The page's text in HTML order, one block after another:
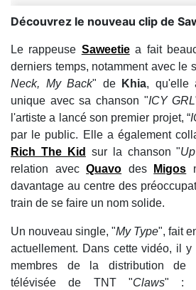
Découvrez le nouveau clip de
Le rappeuse Saweetiea fait
derniers temps, notamment avec le
Neck, My Back" de Khia, qu'elle
unique avec sa chanson "ICY GRL
l'artiste a lancé son premier projet, “
par le public. Elle a également
Rich The Kid
sur la chanson "
relation avecQuavo des Migos
davantage au centre des
train de se faire un nom solide.
Un nouveau single, "My Type", fait
actuellement. Dans cette vidéo, il
membres de la distribution de
télévisée de TNT "Claws" :